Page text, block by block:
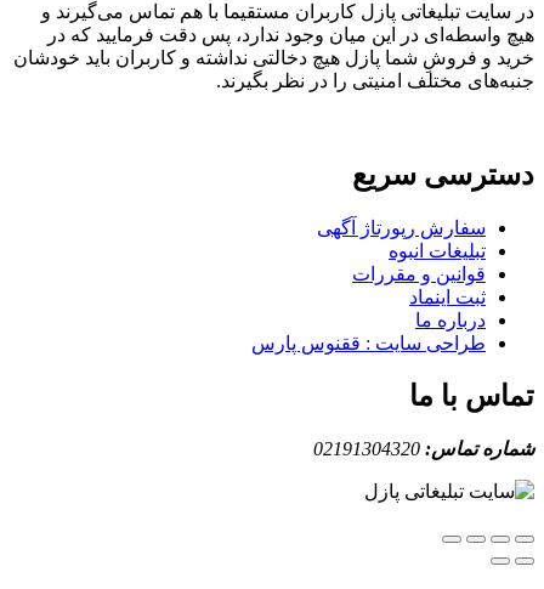
تبلیغاتی پازل کاربران مستقیما با هم تماس می‌گیرند و
در این میان وجود ندارد، پس دقت فرمایید که در
و فروشِ شما پازل هیچ دخالتی نداشته و کاربران باید خودشان
مختلف امنیتی را در نظر بگیرند.
سریع
سفارش رپورتاژ آگهی
تبلیغات انبوه
قوانین و مقررات
ثبت اینماد
درباره ما
طراحی سایت : ققنوس پارس
با ما
تماس:02191304320